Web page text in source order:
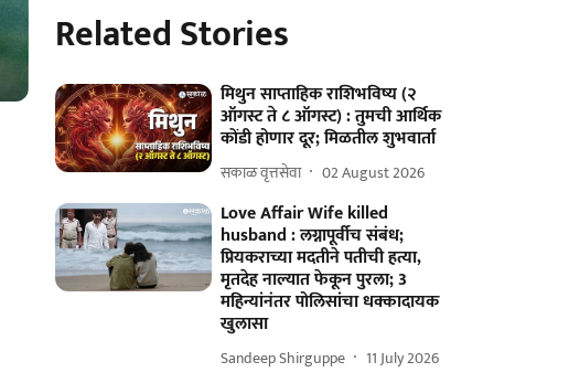
Related Stories
मिथुन साप्ताहिक राशिभविष्य (२
ऑगस्ट ते ८ ऑगस्ट) : तुमची आर्थिक
कोंडी होणार दूर; मिळतील शुभवार्ता
सकाळ वृत्तसेवा 02 August 2026
Love Affair Wife killed
husband : लग्नापूर्वीच संबंध;
प्रियकराच्या मदतीने पतीची हत्या,
मृतदेह नाल्यात फेकून पुरला; 3
महिन्यांनंतर पोलिसांचा धक्कादायक
खुलासा
Sandeep Shirguppe 11 July 2026